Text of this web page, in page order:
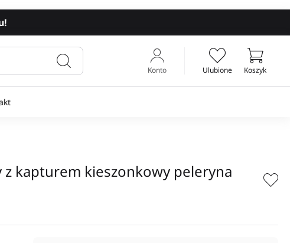
Ulubione
Konto Koszyk
z kapturem kieszonkowy peleryna